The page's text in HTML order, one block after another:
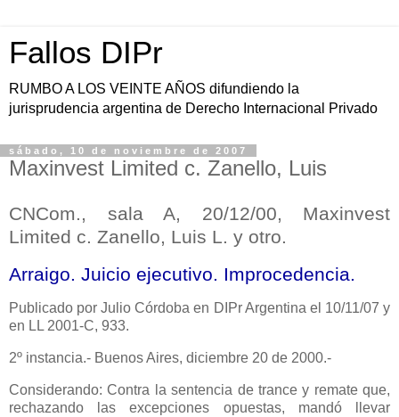
Fallos DIPr
RUMBO A LOS VEINTE AÑOS difundiendo la
jurisprudencia argentina de Derecho Internacional Privado
sábado, 10 de noviembre de 2007
Maxinvest Limited c. Zanello, Luis
CNCom., sala A, 20/12/00, Maxinvest
Limited c. Zanello, Luis L. y otro.
Arraigo. Juicio ejecutivo. Improcedencia.
Publicado por Julio Córdoba en DIPr Argentina el 10/11/07 y
en LL 2001-C, 933.
2º instancia.- Buenos Aires, diciembre 20 de 2000.-
Considerando: Contra la sentencia de trance y remate que,
rechazando las excepciones opuestas, mandó llevar